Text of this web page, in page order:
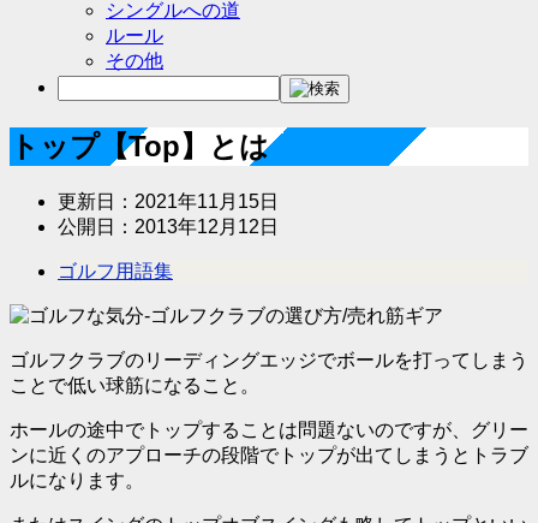
シングルへの道
ルール
その他
トップ【Top】とは
更新日： 2021年11月15日
公開日： 2013年12月12日
ゴルフ用語集
ゴルフクラブのリーディングエッジでボールを打ってしまう
ことで低い球筋になること。
ホールの途中でトップすることは問題ないのですが、グリー
ンに近くのアプローチの段階でトップが出てしまうとトラブ
ルになります。